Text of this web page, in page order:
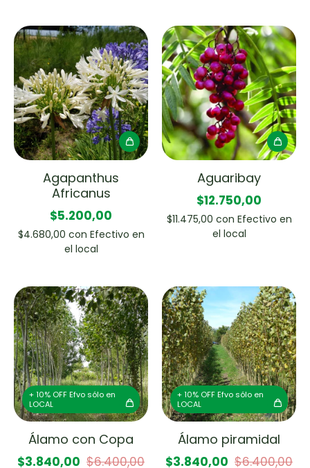
Agapanthus
Africanus
$5.200,00
$4.680,00 con Efectivo en
el local
Aguaribay
$12.750,00
$11.475,00 con Efectivo en
el local
+ 10% OFF Efvo sólo en
LOCAL
Álamo con Copa
$3.840,00 $6.400,00
+ 10% OFF Efvo sólo en
LOCAL
Álamo piramidal
$3.840,00 $6.400,00